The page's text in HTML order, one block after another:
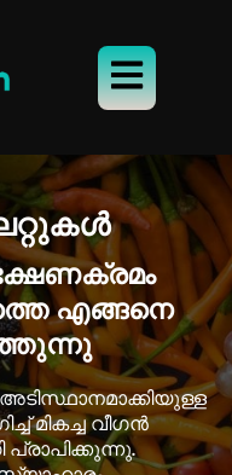
എങ്ങനെ
മികച്ച വീഗൻ